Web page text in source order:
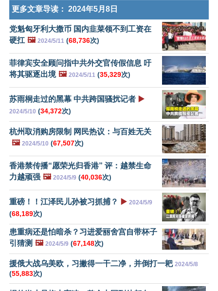
更多文章导读： 2024年5月8日
党魁匈牙利大撒币 国内韭菜领不到工资在
硬扛 🖼️ 2024/5/11 (68,736次)
菲律宾安全顾问指中共外交官传假信息 吁
将其驱逐出境 🖼️ 2024/5/11 (35,329次)
苏雨桐走过的黑幕 中共跨国骚扰记者 ▶️
2024/5/10 (34,372次)
杭州取消购房限制 网民热议：与百姓无关
🖼️ 2024/5/10 (67,507次)
香港禁传播“愿荣光归香港” 评：越禁生命
力越顽强 🖼️ 2024/5/9 (40,036次)
重磅！！江泽民儿孙被习抓捕？ ▶️ 2024/5/9
(68,189次)
患重病还是怕暗杀？习进爱丽舍宫自带杯子
引猜测 🖼️ 2024/5/9 (67,148次)
援俄大战乌美欧，习撇得一干二净，并倒打一耙 2024/5/8
(55,883次)